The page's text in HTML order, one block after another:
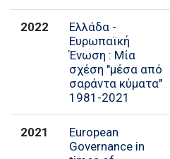
2022
Ελλάδα -
Ευρωπαϊκή
Ένωση : Μία
σχέση "μέσα από
σαράντα κύματα"
1981-2021
2021
European
Governance in